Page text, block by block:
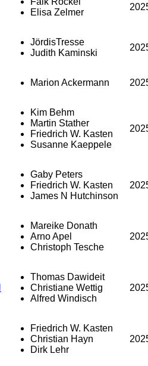
Elisa Zelmer
JördisTresse
Judith Kaminski
Marion Ackermann
Kim Behm
Martin Stather
Friedrich W. Kasten
Susanne Kaeppele
Gaby Peters
Friedrich W. Kasten
James N Hutchinson
Mareike Donath
Arno Apel
Christoph Tesche
Thomas Dawideit
Christiane Wettig
Alfred Windisch
Friedrich W. Kasten
Christian Hayn
Dirk Lehr